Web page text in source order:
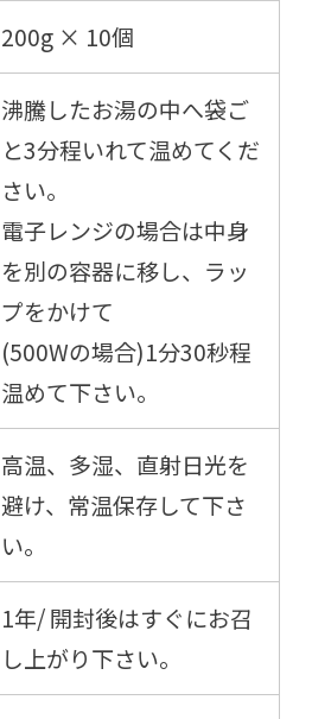
200g × 10個
沸騰したお湯の中へ袋ご
と3分程いれて温めてくだ
さい。
電子レンジの場合は中身
を別の容器に移し、ラッ
プをかけて
(500Wの場合)1分30秒程
温めて下さい。
高温、多湿、直射日光を
避け、常温保存して下さ
い。
1年/ 開封後はすぐにお召
し上がり下さい。